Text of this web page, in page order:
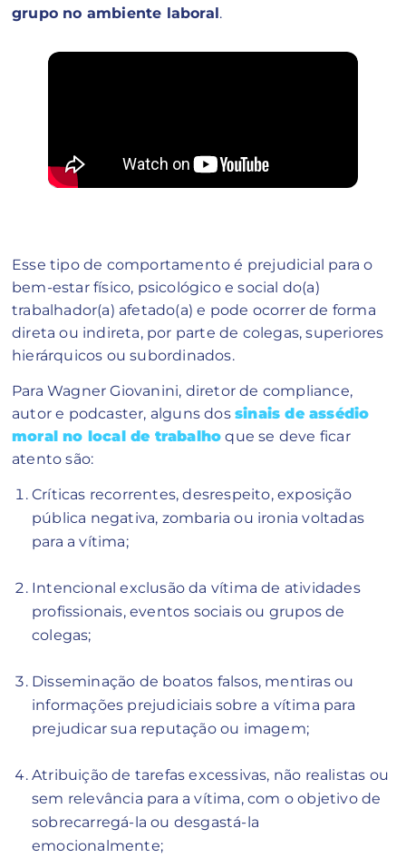
grupo no ambiente laboral.
Esse tipo de comportamento é prejudicial para o
bem-estar físico, psicológico e social do(a)
trabalhador(a) afetado(a) e pode ocorrer de forma
direta ou indireta, por parte de colegas, superiores
hierárquicos ou subordinados.
Para Wagner Giovanini, diretor de compliance,
autor e podcaster, alguns dos sinais de assédio
moral no local de trabalho que se deve ficar
atento são:
Críticas recorrentes, desrespeito, exposição
pública negativa, zombaria ou ironia voltadas
para a vítima;
Intencional exclusão da vítima de atividades
profissionais, eventos sociais ou grupos de
colegas;
Disseminação de boatos falsos, mentiras ou
informações prejudiciais sobre a vítima para
prejudicar sua reputação ou imagem;
Atribuição de tarefas excessivas, não realistas ou
sem relevância para a vítima, com o objetivo de
sobrecarregá-la ou desgastá-la
emocionalmente;